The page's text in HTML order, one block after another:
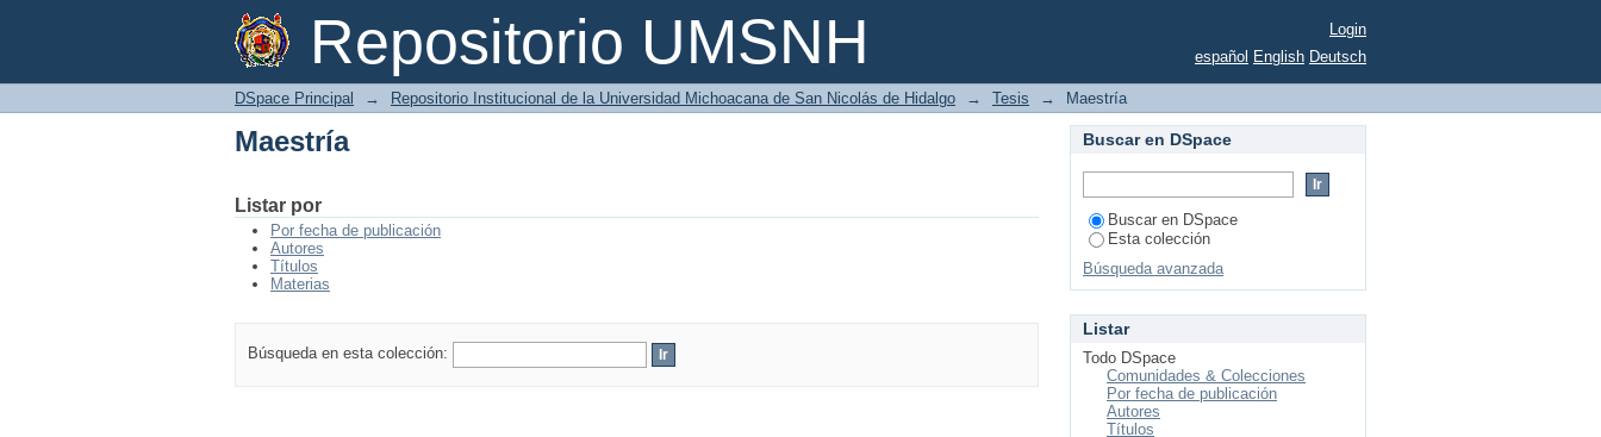
Repositorio UMSNH
Maestría
Login
español English Deutsch
DSpace Principal → Repositorio Institucional de la Universidad Michoacana de San Nicolás de Hidalgo → Tesis → Maestría
Maestría
Listar por
Por fecha de publicación
Autores
Títulos
Materias
Búsqueda en esta colección:
Buscar en DSpace
Buscar en DSpace
Esta colección
Búsqueda avanzada
Listar
Todo DSpace
Comunidades & Colecciones
Por fecha de publicación
Autores
Títulos